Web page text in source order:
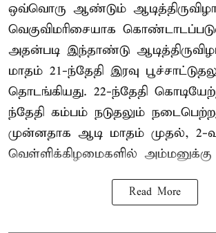
ஒவ்வொரு ஆண்டும்
வெகுவிமரிசையாக
அதன்படி இந்தாண்டு
மாதம் 21-ந்தேதி இரவு
தொடங்கியது. 22-ந்தேதி
ந்தேதி கம்பம் நடுதலும்
முன்னதாக ஆடி மாதம் முதல், 2-
வெள்ளிக்கிழமைகளில் அம்மனுக்கு
Read More